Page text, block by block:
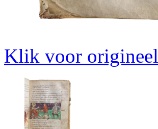
Klik voor origineel